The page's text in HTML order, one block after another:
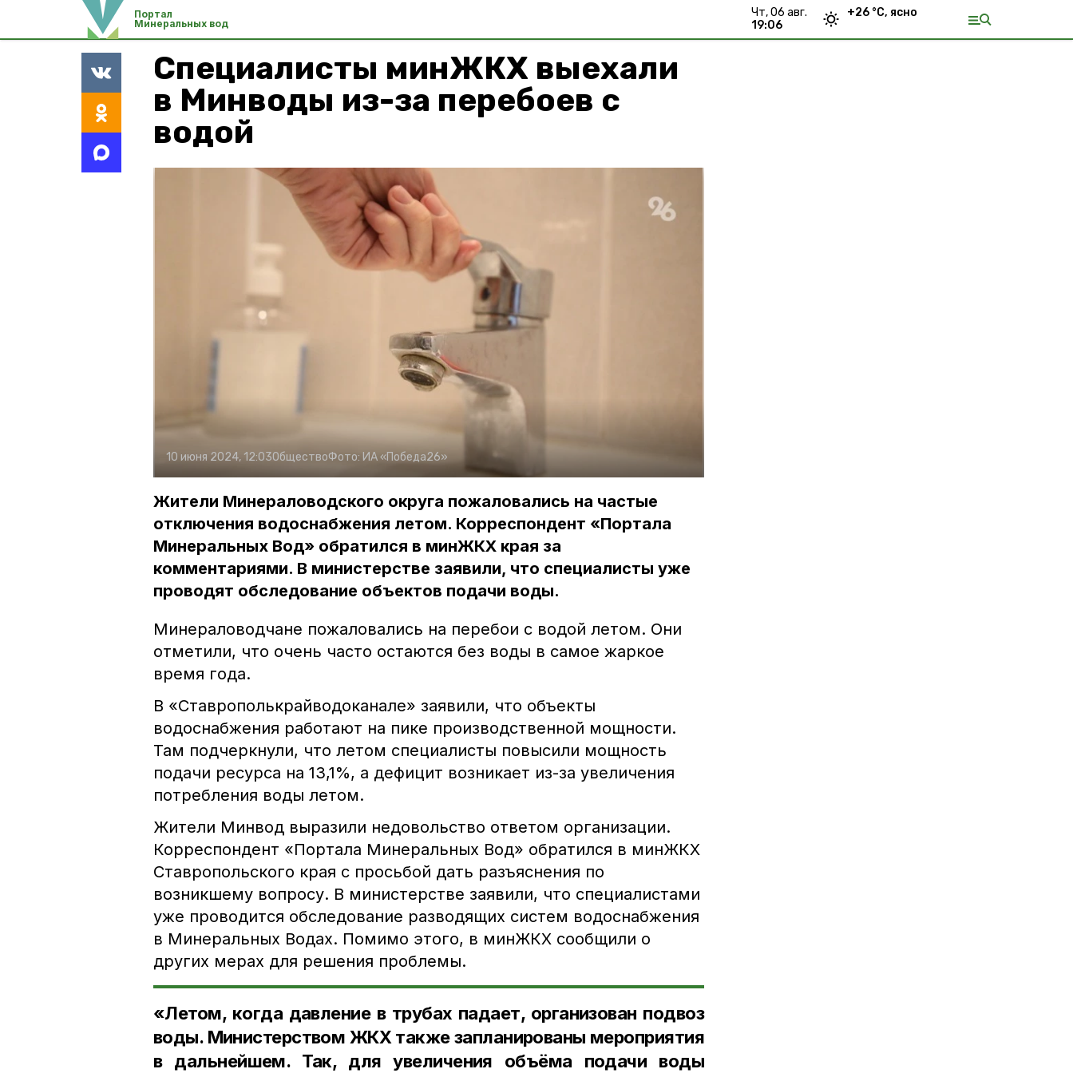
Портал
Минеральных вод
чт, 06 авг.
19:06
+26 °С, ясно
Специалисты минЖКХ выехали
в Минводы из-за перебоев с
водой
10 июня 2024, 12:03ОбществоФото: ИА «Победа26»
Жители Минераловодского округа пожаловались на частые
отключения водоснабжения летом. Корреспондент «Портала
Минеральных Вод» обратился в минЖКХ края за
комментариями. В министерстве заявили, что специалисты уже
проводят обследование объектов подачи воды.
Минераловодчане пожаловались на перебои с водой летом. Они
отметили, что очень часто остаются без воды в самое жаркое
время года.
В «Ставрополькрайводоканале» заявили, что объекты
водоснабжения работают на пике производственной мощности.
Там подчеркнули, что летом специалисты повысили мощность
подачи ресурса на 13,1%, а дефицит возникает из-за увеличения
потребления воды летом.
Жители Минвод выразили недовольство ответом организации.
Корреспондент «Портала Минеральных Вод» обратился в минЖКХ
Ставропольского края с просьбой дать разъяснения по
возникшему вопросу. В министерстве заявили, что специалистами
уже проводится обследование разводящих систем водоснабжения
в Минеральных Водах. Помимо этого, в минЖКХ сообщили о
других мерах для решения проблемы.
«Летом, когда давление в трубах падает, организован подвоз
воды. Министерством ЖКХ также запланированы мероприятия
в дальнейшем. Так, для увеличения объёма подачи воды